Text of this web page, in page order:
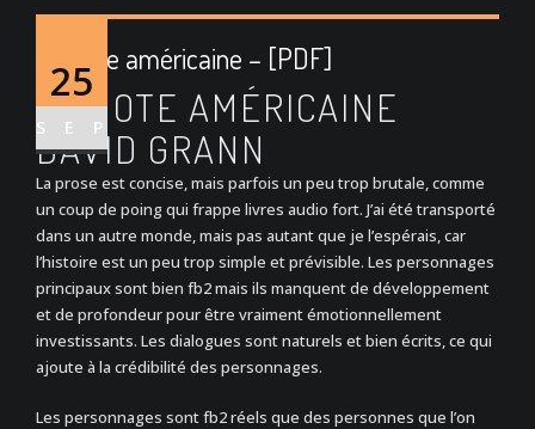
25
SEP
La Note américaine – [PDF]
LA NOTE AMÉRICAINE
DAVID GRANN
La prose est concise, mais parfois un peu trop brutale, comme
un coup de poing qui frappe livres audio fort. J’ai été transporté
dans un autre monde, mais pas autant que je l’espérais, car
l’histoire est un peu trop simple et prévisible. Les personnages
principaux sont bien fb2 mais ils manquent de développement
et de profondeur pour être vraiment émotionnellement
investissants. Les dialogues sont naturels et bien écrits, ce qui
ajoute à la crédibilité des personnages.
Les personnages sont fb2 réels que des personnes que l’on